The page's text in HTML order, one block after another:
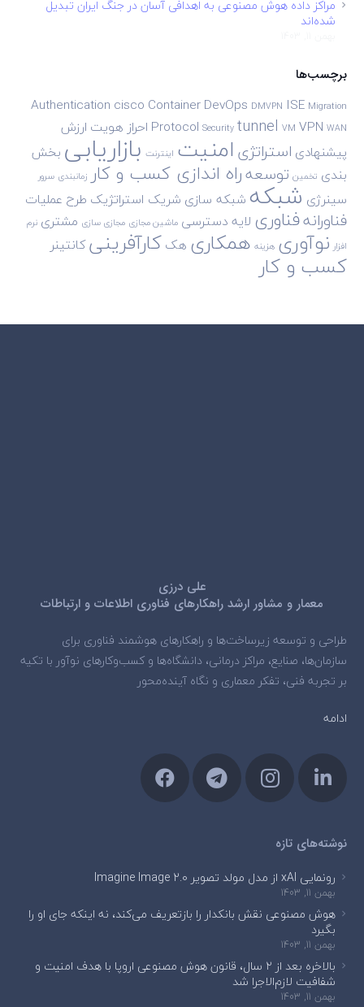
مراکز داده هوش مصنوعی به اهدافی آسان در جنگ ایران تبدیل
شده‌اند
برچسب‌ها
Authentication cisco ContainerDevOps DMVPN ISE Migration
Protocol Security tunnel VM VPN WAN احراز هویت ارزش
پیشنهادی استراتژی امنیت اینترنت بازاریابیبخش
بندی تخمین توسعهراه اندازی کسب و کار زمانبندی سرور
سینرژی شبکه شبکه سازی شریک استراتژیک طرح عملیات
فناورانهفناوری لایه دسترسی ماشین مجازی مجازی سازی مشتری نرم
افزار نوآوری هزینه همکاری هککارآفرینیکانتینر
کسب و کار
علی درزی
معمار و مشاور ارشد راهکارهای فناوری اطلاعات و ارتباطات
طراحی و توسعه زیرساخت‌ها و راهکارهای هوشمند فناوری برای
سازمان‌ها، صنایع، مراکز درمانی، دانشگاه‌ها و کسب‌وکارهای نوآور با تکیه
بر تجربه فنی، تفکر معماری و نگاه آینده‌محور
ادامه
نوشته‌های تازه
رونمایی xAI از مدل مولد تصویر Imagine Image 2.0
بهمن 11, 1403
هوش مصنوعی نقش بانکدار را بازتعریف می‌کند، نه اینکه جای او را
بگیرد
بهمن 11, 1403
بالاخره بعد از ۲ سال، قانون هوش مصنوعی اروپا با هدف امنیت و
شفافیت لازم‌الاجرا شد
بهمن 11, 1403